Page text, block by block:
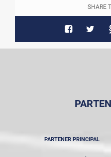
SHARE
PARTENER PRINCIPAL